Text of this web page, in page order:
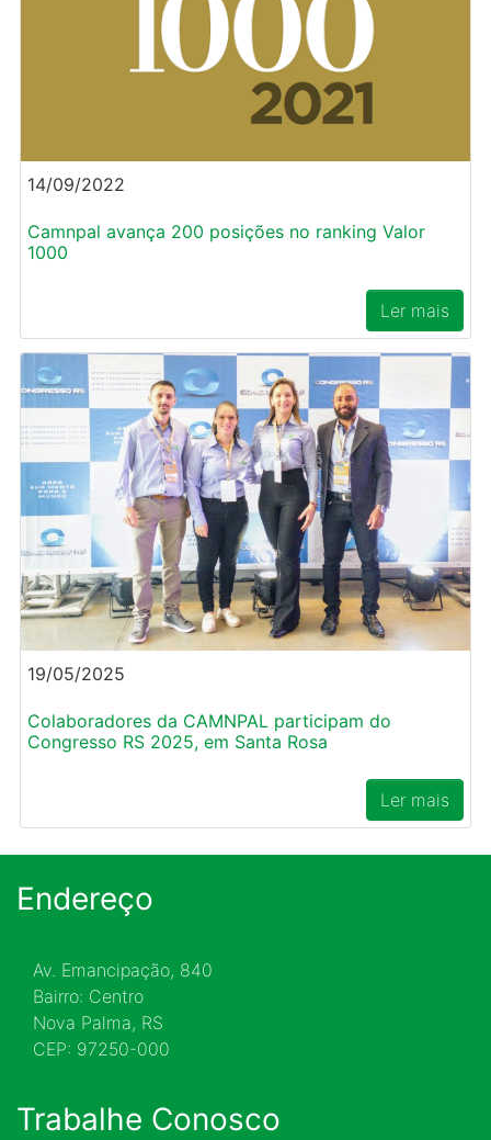
14/09/2022
Camnpal avança 200 posições no ranking Valor
1000
Ler mais
19/05/2025
Colaboradores da CAMNPAL participam do
Congresso RS 2025, em Santa Rosa
Ler mais
Endereço
Av. Emancipação, 840
Bairro: Centro
Nova Palma, RS
CEP: 97250-000
Trabalhe Conosco